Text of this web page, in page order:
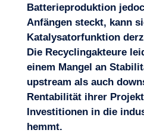
Batterieproduktion
Anfängen steckt, kann
Katalysatorfunktion
Die Recyclingakteure
einem Mangel an
upstream als auch
Rentabilität ihrer
Investitionen in die
hemmt.